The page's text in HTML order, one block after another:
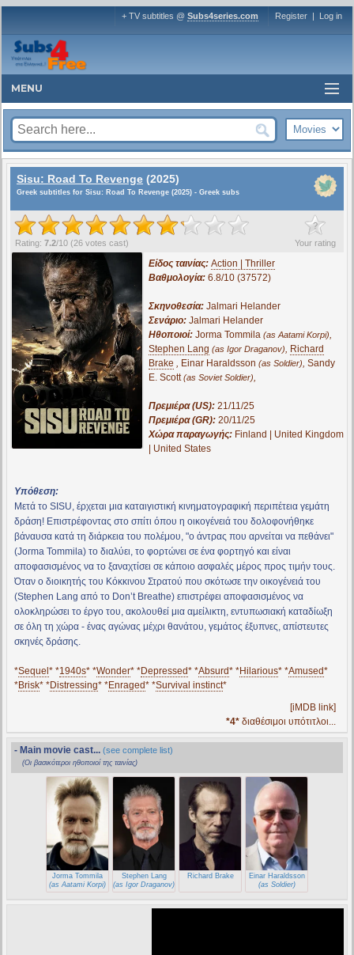
+ TV subtitles @ Subs4series.com Register | Log in
MENU
Sisu: Road To Revenge (2025)
Greek subtitles for Sisu: Road To Revenge (2025) - Greek subs
?
Your rating
Rating: 7.2/10 (26 votes cast)
Είδος ταινίας: Action | Thriller
Βαθμολογία: 6.8/10 (37572)
Σκηνοθεσία: Jalmari Helander
Σενάριο: Jalmari Helander
Ηθοποιοί: Jorma Tommila (as Aatami Korpi),
Stephen Lang (as Igor Draganov), Richard
Brake , Einar Haraldsson (as Soldier), Sandy
E. Scott (as Soviet Soldier),
Πρεμιέρα (US): 21/11/25
Πρεμιέρα (GR): 20/11/25
Χώρα παραγωγής: Finland | United Kingdom
| United States
Υπόθεση:
Μετά το SISU, έρχεται μια καταιγιστική κινηματογραφική περιπέτεια γεμάτη
δράση! Επιστρέφοντας στο σπίτι όπου η οικογένειά του δολοφονήθηκε
βάναυσα κατά τη διάρκεια του πολέμου, "ο άντρας που αρνείται να πεθάνει"
(Jorma Tommila) το διαλύει, το φορτώνει σε ένα φορτηγό και είναι
αποφασισμένος να το ξαναχτίσει σε κάποιο ασφαλές μέρος προς τιμήν τους.
Όταν ο διοικητής του Κόκκινου Στρατού που σκότωσε την οικογένειά του
(Stephen Lang από το Don’t Breathe) επιστρέφει αποφασισμένος να
ολοκληρώσει το έργο του, ακολουθεί μια αμείλικτη, εντυπωσιακή καταδίωξη
σε όλη τη χώρα - ένας αγώνας μέχρι θανάτου, γεμάτος έξυπνες, απίστευτες
σκηνές δράσης.
*Sequel * *1940s* *Wonder* *Depressed* *Absurd* *Hilarious* *Amused*
*Brisk* *Distressing* *Enraged* *Survival instinct*
[iMDB link]
*4* διαθέσιμοι υπότιτλοι...
- Main movie cast... (see complete list)
(Οι βασικότεροι ηθοποιοί της ταινίας)
Jorma Tommila
(as Aatami Korpi)
Stephen Lang
(as Igor Draganov)
Richard Brake
Einar Haraldsson
(as Soldier)